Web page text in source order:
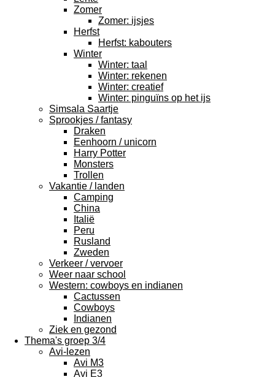
Zomer
Zomer: ijsjes
Herfst
Herfst: kabouters
Winter
Winter: taal
Winter: rekenen
Winter: creatief
Winter: pinguïns op het ijs
Simsala Saartje
Sprookjes / fantasy
Draken
Eenhoorn / unicorn
Harry Potter
Monsters
Trollen
Vakantie / landen
Camping
China
Italië
Peru
Rusland
Zweden
Verkeer / vervoer
Weer naar school
Western: cowboys en indianen
Cactussen
Cowboys
Indianen
Ziek en gezond
Thema's groep 3/4
Avi-lezen
Avi M3
Avi E3